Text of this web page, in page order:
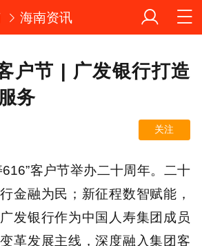
海南资讯
户节 | 广发银行打造
务
关注
616”客户节举办二十周年。二十
金融为民；新征程数智赋能，
发银行作为中国人寿集团成员
革发展主线，深度融入集团客